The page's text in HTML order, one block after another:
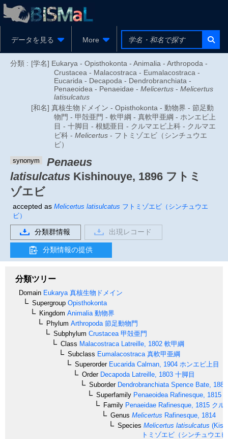
データを見る More
分類 : [学名] Eukarya - Opisthokonta - Animalia - Arthropoda -
Crustacea - Malacostraca - Eumalacostraca -
Eucarida - Decapoda - Dendrobranchiata -
Penaeoidea - Penaeidae - Melicertus - Melicertus
latisulcatus
[和名] 真核生物ドメイン - Opisthokonta - 動物界 - 節足動
物門 - 甲殻亜門 - 軟甲綱 - 真軟甲亜綱 - ホンエビ上
目 - 十脚目 - 根鰓亜目 - クルマエビ上科 - クルマエ
ビ科 - Melicertus - フトミゾエビ（シンチュウエ
ビ）
synonym
Penaeus
latisulcatus Kishinouye, 1896 フトミ
ゾエビ
accepted as Melicertus latisulcatus フトミゾエビ（シンチュウエ
ビ）
分類群情報 出現レコード
分類情報の提供
分類ツリー
Domain Eukarya 真核生物ドメイン
Supergroup Opisthokonta
Kingdom Animalia 動物界
Phylum Arthropoda 節足動物門
Subphylum Crustacea 甲殻亜門
Class Malacostraca Latreille, 1802 軟甲綱
Subclass Eumalacostraca 真軟甲亜綱
SuperorderEucarida Calman, 1904 ホンエビ上目
OrderDecapoda Latreille, 1803 十脚目
SuborderDendrobranchiata Spence Bate, 1888
Superfamily Penaeoidea Rafinesque, 1815
Family Penaeidae Rafinesque, 1815 クル
Genus Melicertus Rafinesque, 1814
Species Melicertus latisulcatus
トミゾエビ（シンチュウエ